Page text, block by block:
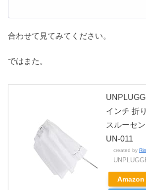
合わせて見てみてください。
ではまた。
インチ 折
スルーセ
UN-011
created by
Amazon